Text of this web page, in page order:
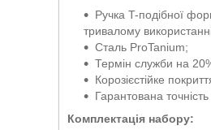
Ручка T-подібної
тривалому
Сталь ProTanium;
Термін служби на
Корозієстійке
Гарантована точність
Комплектація набору: